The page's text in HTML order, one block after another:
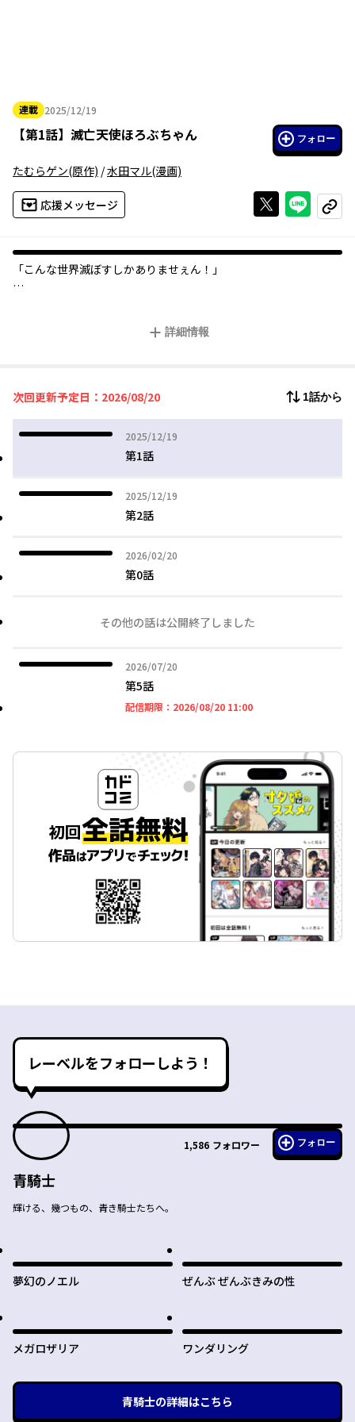
連載 2025/12/19
2025年12月19日
【第1話】 滅亡天使ほろぶちゃん フォロー
たむらゲン(原作) /水田マル(漫画)
応援メッセージ Xで投稿する
ライン
コピー
「こんな世界滅ぼすしかありませぇん！」
世界に絶望していたタカシにとってはどうでもいいこと、そう思
詳細情報
次回更新予定日：2026/08/20 1話から
2025/12/19
2025年12月19日
第1話
2025/12/19
2025年12月19日
第2話
2026/02/20
2026年02月20日
第0話
その他の話は公開終了しました
2026/07/20
2026年07月20日
第5話
配信期限： 2026/08/20 11:002026年08月20日 11時
レーベルをフォローしよう！
1,586 フォロワー フォロー
青騎士
輝ける、幾つもの、青き騎士たちへ。
夢幻のノエル ぜんぶ ぜんぶきみの性
メガロザリア ワンダリング
青騎士の詳細はこちら